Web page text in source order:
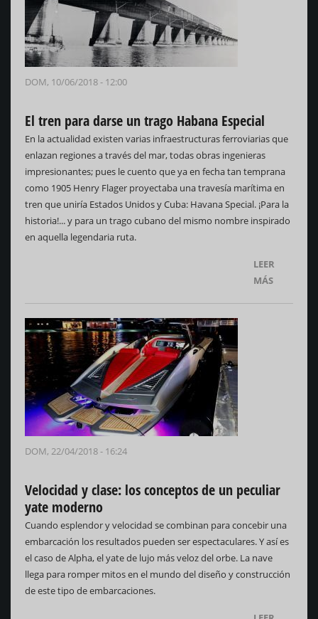
DOM, 10/06/2018 - 12:00
El tren para darse un trago Habana Especial
En la actualidad existen varias infraestructuras ferroviarias que
enlazan regiones a través del mar, todas obras ingenieras
impresionantes; pues le cuento que ya en fecha tan temprana
como 1905 Henry Flager proyectaba una travesía marítima en
tren que uniría Estados Unidos y Cuba: Havana Special. ¡Para la
historia!... y para un trago cubano del mismo nombre inspirado
en aquella legendaria ruta.
LEER
MÁS
DOM, 22/04/2018 - 16:24
Velocidad y clase: los conceptos de un peculiar
yate moderno
Cuando esplendor y velocidad se combinan para concebir una
embarcación los resultados pueden ser espectaculares. Y así es
el caso de Alpha, el yate de lujo más veloz del orbe. La nave
llega para romper mitos en el mundo del diseño y construcción
de este tipo de embarcaciones.